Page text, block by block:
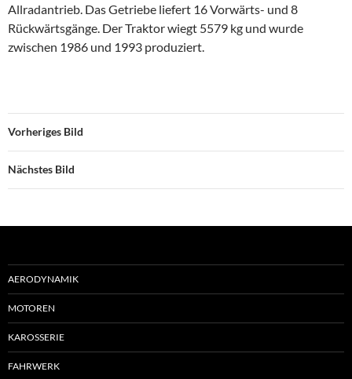
Allradantrieb. Das Getriebe liefert 16 Vorwärts- und 8
Rückwärtsgänge. Der Traktor wiegt 5579 kg und wurde
zwischen 1986 und 1993 produziert.
Vorheriges Bild
Nächstes Bild
AERODYNAMIK
MOTOREN
KAROSSERIE
FAHRWERK